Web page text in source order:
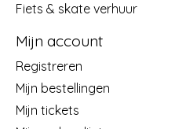
Fiets & skate verhuur
Mijn account
Registreren
Mijn bestellingen
Mijn tickets